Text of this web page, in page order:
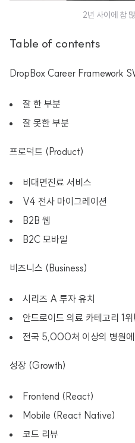
2년 사이에 참
Table of contents
DropBox Career Framework
잘 한 부분
잘 못한 부분
프로덕트 (Product)
비대면진료 서비스
V4 전사 마이그레이션
B2B 웹
B2C 모바일
비즈니스 (Business)
시리즈 A 투자 유치
안드로이드 의료 카테고리 1
전국 5,000처 이상의 병원에
성장 (Growth)
Frontend (React)
Mobile (React Native)
코드 리뷰